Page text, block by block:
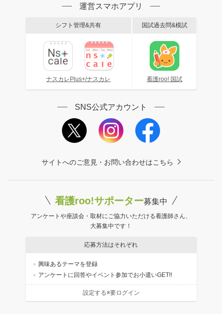
運営スマホアプリ
シフト管理&共有
ナスカレPlus+/ナスカレ
国試過去問&模試
看護roo! 国試
SNS公式アカウント
サイトへのご意見・お問い合わせはこちら
看護roo!サポーター募集中
アンケートや座談会・取材にご協力いただける看護師さん、
大募集中です！
応募方法はそれぞれ
興味あるテーマを登録
アンケートに回答やイベント参加でお小遣いGET!!
設定する※要ログイン